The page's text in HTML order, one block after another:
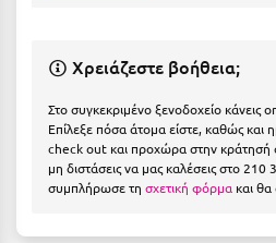
Διακοπτό
Χρειάζεστε βοήθεια;
Στο συγκεκριμένο ξενοδοχείο κάνεις
Επίλεξε πόσα άτομα είστε, καθώς και
check out και προχώρα στην κράτησή
μη διστάσεις να μας καλέσεις στο
συμπλήρωσε τη σχετική φόρμα και